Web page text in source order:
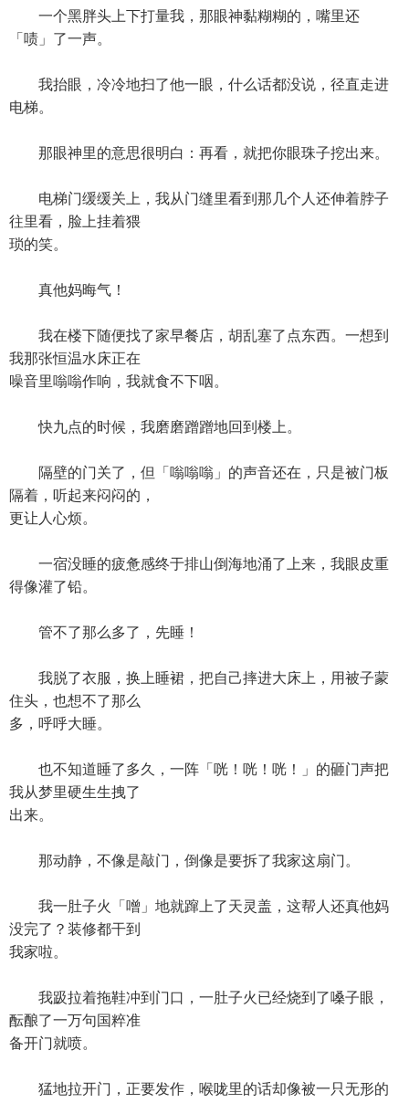
一个黑胖头上下打量我，那眼神黏糊糊的，嘴里还
「啧」了一声。
我抬眼，冷冷地扫了他一眼，什么话都没说，径直走进
电梯。
那眼神里的意思很明白：再看，就把你眼珠子挖出来。
电梯门缓缓关上，我从门缝里看到那几个人还伸着脖子
往里看，脸上挂着猥
琐的笑。
真他妈晦气！
我在楼下随便找了家早餐店，胡乱塞了点东西。一想到
我那张恒温水床正在
噪音里嗡嗡作响，我就食不下咽。
快九点的时候，我磨磨蹭蹭地回到楼上。
隔壁的门关了，但「嗡嗡嗡」的声音还在，只是被门板
隔着，听起来闷闷的，
更让人心烦。
一宿没睡的疲惫感终于排山倒海地涌了上来，我眼皮重
得像灌了铅。
管不了那么多了，先睡！
我脱了衣服，换上睡裙，把自己摔进大床上，用被子蒙
住头，也想不了那么
多，呼呼大睡。
也不知道睡了多久，一阵「咣！咣！咣！」的砸门声把
我从梦里硬生生拽了
出来。
那动静，不像是敲门，倒像是要拆了我家这扇门。
我一肚子火「噌」地就蹿上了天灵盖，这帮人还真他妈
没完了？装修都干到
我家啦。
我趿拉着拖鞋冲到门口，一肚子火已经烧到了嗓子眼，
酝酿了一万句国粹准
备开门就喷。
猛地拉开门，正要发作，喉咙里的话却像被一只无形的